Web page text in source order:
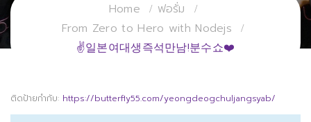
Home
ฟอรั่ม
From Zero to Hero with Nodejs
✌일본여대생즉석만남!분수쇼❤️
ติดป้ายกำกับ: https://butterfly55.com/yeongdeogchuljangsyab/